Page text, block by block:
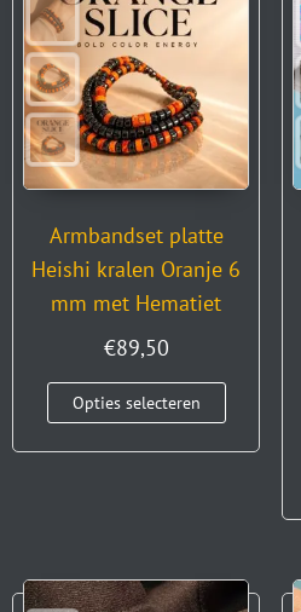
Armbandset platte
Heishi kralen Oranje 6
mm met Hematiet
€89,50
Opties selecteren